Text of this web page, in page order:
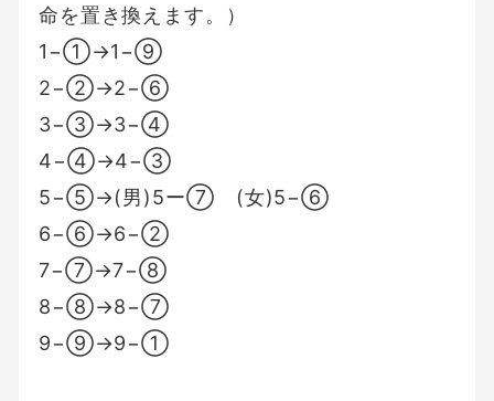
命を置き換えます。）
1−①→1−⑨
2−②→2−⑥
3−③→3−④
4−④→4−③
5−⑤→(男)5ー⑦ (女)5−⑥
6−⑥→6−②
7−⑦→7−⑧
8−⑧→8−⑦
9−⑨→9−①